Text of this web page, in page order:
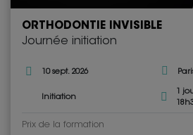
ORTHODONTIE INVISIBLE
Journée initiation
10 sept. 2026
Initiation
1
Prix de la formation